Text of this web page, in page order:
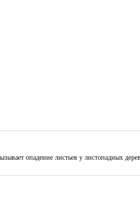
опадение листьев у листопадных